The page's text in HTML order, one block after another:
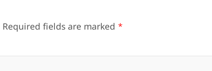
Required fields are marked *